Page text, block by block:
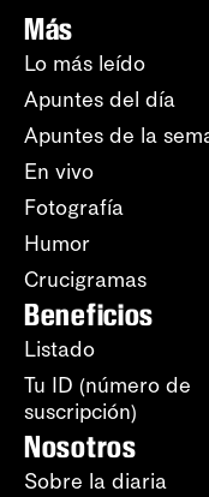
Más
Lo más leído
Apuntes del día
Apuntes de la
En vivo
Fotografía
Humor
Crucigramas
Beneficios
Listado
Tu ID (número de
suscripción)
Nosotros
Sobre la diaria